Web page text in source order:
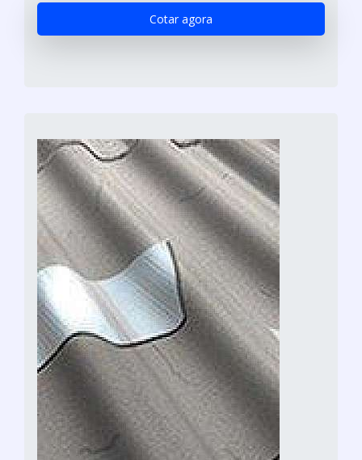
Cotar agora